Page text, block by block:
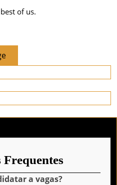
of us.
Return
to
the
home
page
a vagas?